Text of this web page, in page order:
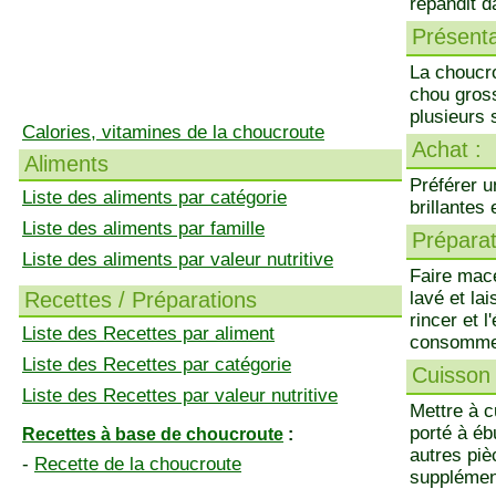
Calories, vitamines de la choucroute
Aliments
Liste des aliments par catégorie
Liste des aliments par famille
Liste des aliments par valeur nutritive
Recettes / Préparations
Liste des Recettes par aliment
Liste des Recettes par catégorie
Liste des Recettes par valeur nutritive
Recettes à base de choucroute :
- Recette de la choucroute
La
chou
plusieurs
Achat :
Préférer
brillantes
Faire
lavé et
rincer et
Cuisson
Mettre à
porté à
autres